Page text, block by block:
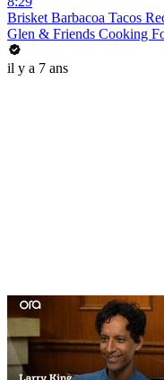
Brisket Barbacoa Tacos
Glen & Friends Cooking
il y a 7 ans